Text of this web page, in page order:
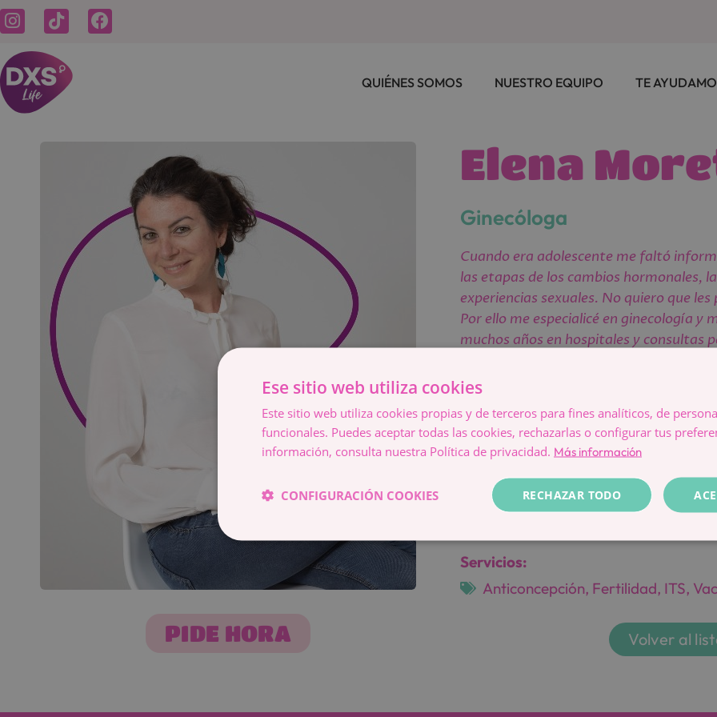
QUIÉNES SOMOS NUESTRO EQUIPO TE
PIDE HORA
Elena
Ginecóloga
Cuando era adolescente me faltó
las etapas de los cambios hormonales,
experiencias sexuales. No quiero que
Por ello me especialicé en ginecología y
muchos años en hospitales y consultas
Me encanta conocer otras culturas,
y hacer actividades al aire libre.
ciudades, el cine y la fotografía.
✈️🎒📷👟🎞️
Idiomas:
Servicios:
Anticoncepción, Fertilidad, ITS,
Volver al
Ese sitio web utiliza cookies
Este sitio web utiliza cookies propias y de terceros para fines analíticos, de
funcionales. Puedes aceptar todas las cookies, rechazarlas o configurar tus
información, consulta nuestra Política de privacidad. Más información
RECHAZAR TODO
CONFIGURACIÓN COOKIES